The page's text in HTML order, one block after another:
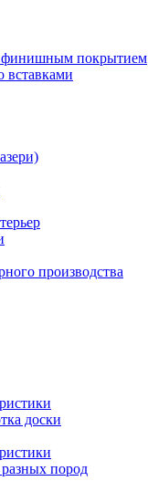
финишным покрытием
вставками
производства
доски
пород